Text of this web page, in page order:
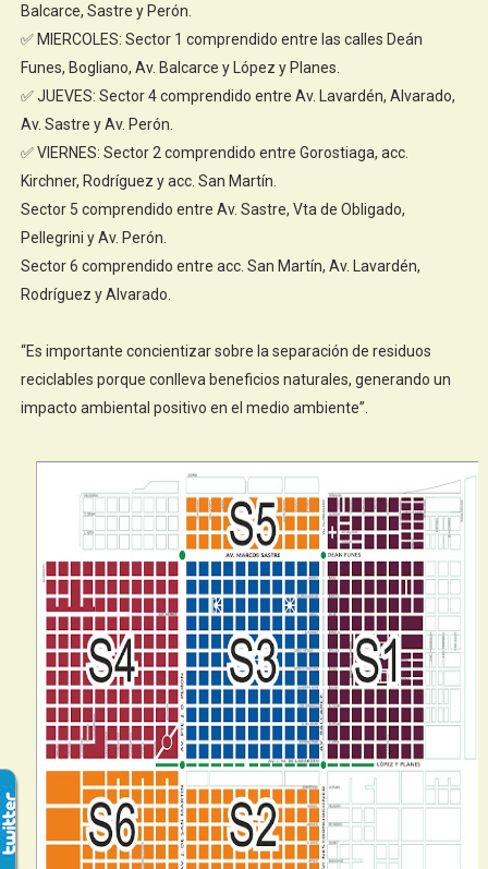
Balcarce, Sastre y Perón.
✅ MIERCOLES: Sector 1 comprendido entre las calles Deán
Funes, Bogliano, Av. Balcarce y López y Planes.
✅ JUEVES: Sector 4 comprendido entre Av. Lavardén, Alvarado,
Av. Sastre y Av. Perón.
✅ VIERNES: Sector 2 comprendido entre Gorostiaga, acc.
Kirchner, Rodríguez y acc. San Martín.
Sector 5 comprendido entre Av. Sastre, Vta de Obligado,
Pellegrini y Av. Perón.
Sector 6 comprendido entre acc. San Martín, Av. Lavardén,
Rodríguez y Alvarado.
“Es importante concientizar sobre la separación de residuos
reciclables porque conlleva beneficios naturales, generando un
impacto ambiental positivo en el medio ambiente”.